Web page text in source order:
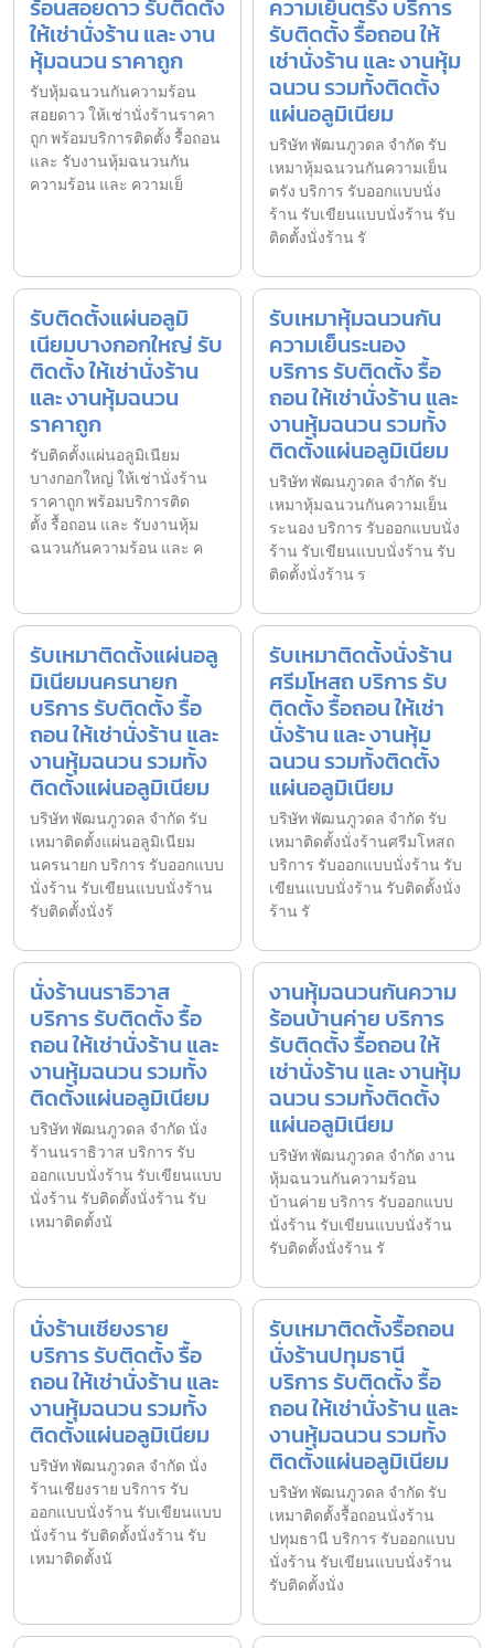
ร้อนสอยดาว รับติดตั้ง
ให้เช่านั่งร้าน และ งาน
หุ้มฉนวน ราคาถูก
รับหุ้มฉนวนกันความร้อน
สอยดาว ให้เช่านั่งร้านราคา
ถูก พร้อมบริการติดตั้ง รื้อถอน
และ รับงานหุ้มฉนวนกัน
ความร้อน และ ความเย็
ความเย็นตรัง บริการ
รับติดตั้ง รื้อถอน ให้
เช่านั่งร้าน และ งานหุ้ม
ฉนวน รวมทั้งติดตั้ง
แผ่นอลูมิเนียม
บริษัท พัฒนภูวดล จำกัด รับ
เหมาหุ้มฉนวนกันความเย็น
ตรัง บริการ รับออกแบบนั่ง
ร้าน รับเขียนแบบนั่งร้าน รับ
ติดตั้งนั่งร้าน รั
รับติดตั้งแผ่นอลูมิ
เนียมบางกอกใหญ่ รับ
ติดตั้ง ให้เช่านั่งร้าน
และ งานหุ้มฉนวน
ราคาถูก
รับติดตั้งแผ่นอลูมิเนียม
บางกอกใหญ่ ให้เช่านั่งร้าน
ราคาถูก พร้อมบริการติด
ตั้ง รื้อถอน และ รับงานหุ้ม
ฉนวนกันความร้อน และ ค
รับเหมาหุ้มฉนวนกัน
ความเย็นระนอง
บริการ รับติดตั้ง รื้อ
ถอน ให้เช่านั่งร้าน และ
งานหุ้มฉนวน รวมทั้ง
ติดตั้งแผ่นอลูมิเนียม
บริษัท พัฒนภูวดล จำกัด รับ
เหมาหุ้มฉนวนกันความเย็น
ระนอง บริการ รับออกแบบนั่ง
ร้าน รับเขียนแบบนั่งร้าน รับ
ติดตั้งนั่งร้าน ร
รับเหมาติดตั้งแผ่นอลู
มิเนียมนครนายก
บริการ รับติดตั้ง รื้อ
ถอน ให้เช่านั่งร้าน และ
งานหุ้มฉนวน รวมทั้ง
ติดตั้งแผ่นอลูมิเนียม
บริษัท พัฒนภูวดล จำกัด รับ
เหมาติดตั้งแผ่นอลูมิเนียม
นครนายก บริการ รับออกแบบ
นั่งร้าน รับเขียนแบบนั่งร้าน
รับติดตั้งนั่งร้
รับเหมาติดตั้งนั่งร้าน
ศรีมโหสถ บริการ รับ
ติดตั้ง รื้อถอน ให้เช่า
นั่งร้าน และ งานหุ้ม
ฉนวน รวมทั้งติดตั้ง
แผ่นอลูมิเนียม
บริษัท พัฒนภูวดล จำกัด รับ
เหมาติดตั้งนั่งร้านศรีมโหสถ
บริการ รับออกแบบนั่งร้าน รับ
เขียนแบบนั่งร้าน รับติดตั้งนั่ง
ร้าน รั
นั่งร้านนราธิวาส
บริการ รับติดตั้ง รื้อ
ถอน ให้เช่านั่งร้าน และ
งานหุ้มฉนวน รวมทั้ง
ติดตั้งแผ่นอลูมิเนียม
บริษัท พัฒนภูวดล จำกัด นั่ง
ร้านนราธิวาส บริการ รับ
ออกแบบนั่งร้าน รับเขียนแบบ
นั่งร้าน รับติดตั้งนั่งร้าน รับ
เหมาติดตั้งนั
งานหุ้มฉนวนกันความ
ร้อนบ้านค่าย บริการ
รับติดตั้ง รื้อถอน ให้
เช่านั่งร้าน และ งานหุ้ม
ฉนวน รวมทั้งติดตั้ง
แผ่นอลูมิเนียม
บริษัท พัฒนภูวดล จำกัด งาน
หุ้มฉนวนกันความร้อน
บ้านค่าย บริการ รับออกแบบ
นั่งร้าน รับเขียนแบบนั่งร้าน
รับติดตั้งนั่งร้าน รั
นั่งร้านเชียงราย
บริการ รับติดตั้ง รื้อ
ถอน ให้เช่านั่งร้าน และ
งานหุ้มฉนวน รวมทั้ง
ติดตั้งแผ่นอลูมิเนียม
บริษัท พัฒนภูวดล จำกัด นั่ง
ร้านเชียงราย บริการ รับ
ออกแบบนั่งร้าน รับเขียนแบบ
นั่งร้าน รับติดตั้งนั่งร้าน รับ
เหมาติดตั้งนั
รับเหมาติดตั้งรื้อถอน
นั่งร้านปทุมธานี
บริการ รับติดตั้ง รื้อ
ถอน ให้เช่านั่งร้าน และ
งานหุ้มฉนวน รวมทั้ง
ติดตั้งแผ่นอลูมิเนียม
บริษัท พัฒนภูวดล จำกัด รับ
เหมาติดตั้งรื้อถอนนั่งร้าน
ปทุมธานี บริการ รับออกแบบ
นั่งร้าน รับเขียนแบบนั่งร้าน
รับติดตั้งนั่ง